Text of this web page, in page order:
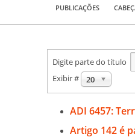
PUBLICAÇÕES
Digite parte do título
Exibir #
20
ADI 6457:
Artigo 142 é